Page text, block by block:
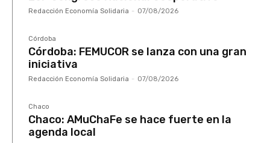
Redacción Economía Solidaria - 07/08/2026
Córdoba
Córdoba: FEMUCOR se lanza con una gran
iniciativa
Redacción Economía Solidaria - 07/08/2026
Chaco
Chaco: AMuChaFe se hace fuerte en la
agenda local